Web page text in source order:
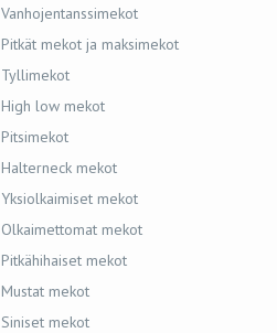
Vanhojentanssimekot
Pitkät mekot ja maksimekot
Tyllimekot
High low mekot
Pitsimekot
Halterneck mekot
Yksiolkaimiset mekot
Olkaimettomat mekot
Pitkähihaiset mekot
Mustat mekot
Siniset mekot